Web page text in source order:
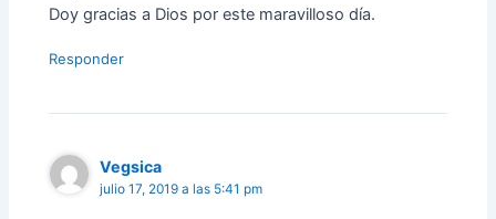
Doy gracias a Dios por este maravilloso día.
Responder
Vegsica
julio 17, 2019 a las 5:41 pm